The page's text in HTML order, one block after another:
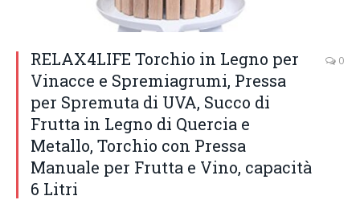
RELAX4LIFE Torchio in Legno per
Vinacce e Spremiagrumi, Pressa
per Spremuta di UVA, Succo di
Frutta in Legno di Quercia e
Metallo, Torchio con Pressa
Manuale per Frutta e Vino, capacità
6 Litri
0